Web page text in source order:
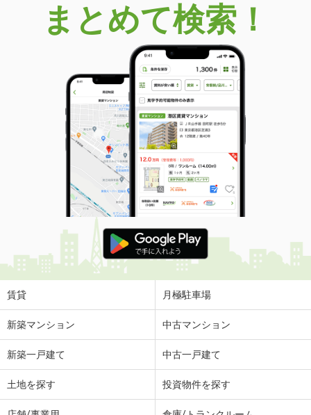
まとめて検索！
賃貸 月極駐車場
新築マンション 中古マンション
新築一戸建て 中古一戸建て
土地を探す 投資物件を探す